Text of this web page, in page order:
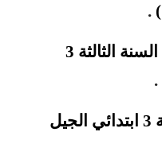
)
.
جميع نصوص فهم المنطوق السنة الثالثة 3
.
معلقات الأستاذ للسنة الثالثة 3 ابتدائي الجيل